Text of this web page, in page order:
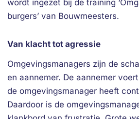
wordt ingezet bij de training
burgers’ van Bouwmeesters.
Van klacht tot agressie
Omgevingsmanagers zijn de
en aannemer. De aannemer
de omgevingsmanager heeft
Daardoor is de